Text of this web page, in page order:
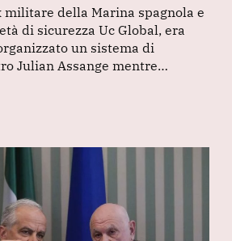
militare della Marina spagnola e
di sicurezza Uc Global, era
un sistema di
Julian Assange mentre…